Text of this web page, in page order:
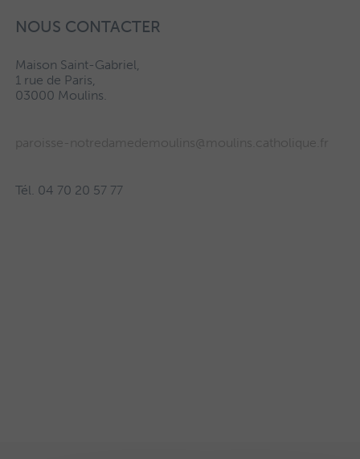
NOUS CONTACTER
Maison Saint-Gabriel,
1 rue de Paris,
03000 Moulins.
paroisse-notredamedemoulins@moulins.catholique.fr
Tél. 04 70 20 57 77